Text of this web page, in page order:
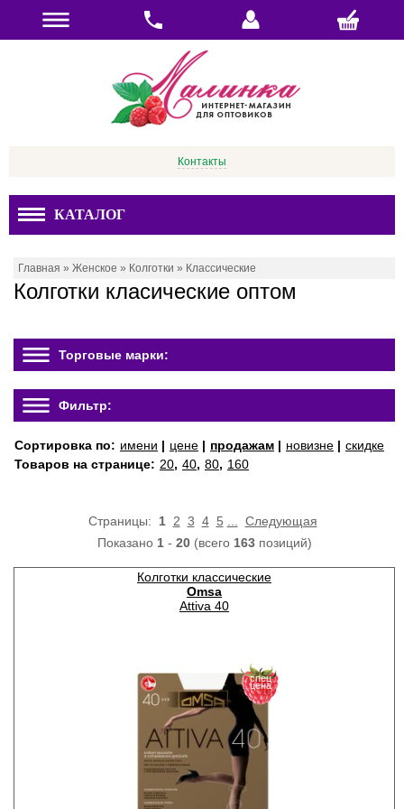
Контакты
КАТАЛОГ
Главная » Женское » Колготки » Классические
Колготки класические оптом
Торговые марки:
Фильтр:
Сортировка по: имени | цене | продажам | новизне | скидке
Товаров на странице: 20, 40, 80, 160
Страницы: 1 2 3 4 5
Следующая
Показано 1- 20(всего 163позиций)
Колготки классические
Omsa
Attiva 40
спец
цена